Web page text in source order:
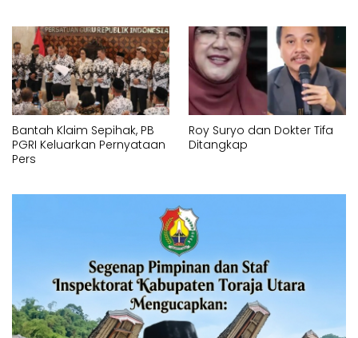
Bantah Klaim Sepihak, PB
PGRI Keluarkan Pernyataan
Pers
Roy Suryo dan Dokter Tifa
Ditangkap